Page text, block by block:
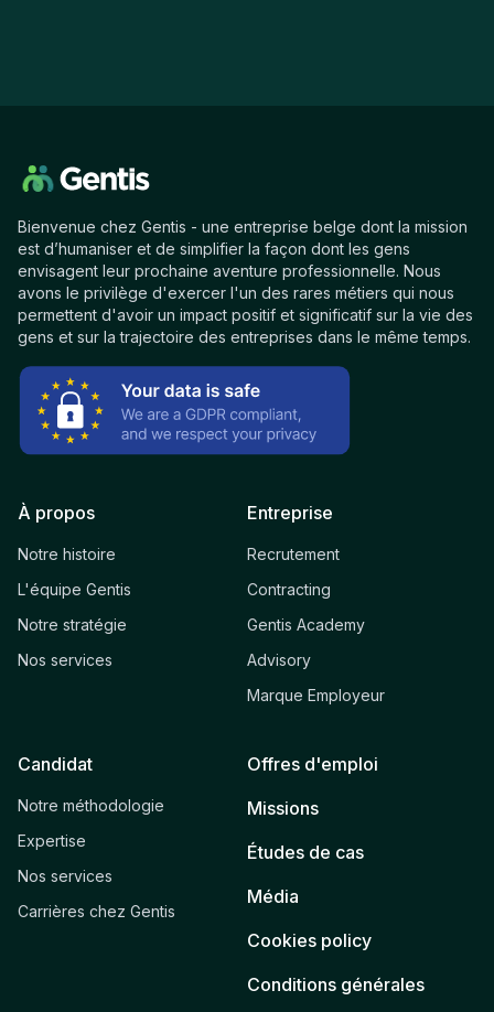
Bienvenue chez Gentis - une entreprise belge dont la mission
est d’humaniser et de simplifier la façon dont les gens
envisagent leur prochaine aventure professionnelle. Nous
avons le privilège d'exercer l'un des rares métiers qui nous
permettent d'avoir un impact positif et significatif sur la vie des
gens et sur la trajectoire des entreprises dans le même temps.
À propos
Notre histoire
L'équipe Gentis
Notre stratégie
Nos services
Entreprise
Recrutement
Contracting
Gentis Academy
Advisory
Marque Employeur
Candidat
Notre méthodologie
Expertise
Nos services
Carrières chez Gentis
Offres d'emploi
Missions
Études de cas
Média
Cookies policy
Conditions générales